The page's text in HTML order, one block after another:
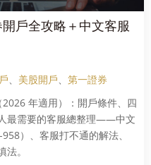
戶全攻略＋中文客服
、 美股開戶、 第一證券
年適用）：開戶條件、四
最需要的客服總整理——中文
）、客服打不通的解法、
。